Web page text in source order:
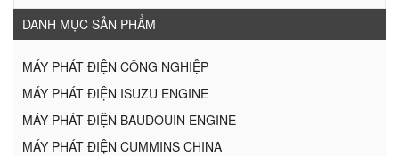
DANH MỤC SẢN PHẨM
MÁY PHÁT ĐIỆN CÔNG NGHIỆP
MÁY PHÁT ĐIỆN ISUZU ENGINE
MÁY PHÁT ĐIỆN BAUDOUIN ENGINE
MÁY PHÁT ĐIỆN CUMMINS CHINA